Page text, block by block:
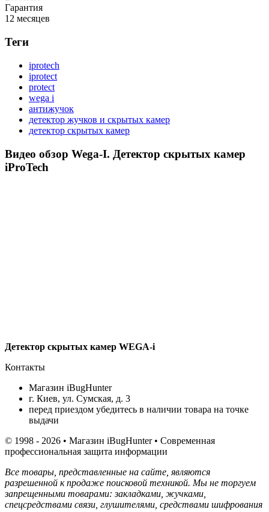
Гарантия
12 месяцев
Теги
iprotech
iprotect
protect
wega i
антижучок
детектор жучков и скрытых камер
детектор скрытых камер
Видео обзор Wega-I. Детектор скрытых камер
iProTech
Детектор скрытых камер WEGA-i
Контакты
Магазин iBugHunter
г. Киев, ул. Сумская, д. 3
перед приездом убедитесь в наличии товара на точке
выдачи
© 1998 - 2026 • Магазин iBugHunter • Современная
профессиональная защита информации
Все товары, представленные на сайте, являются
разрешенной к продаже поисковой техникой. Мы не торгуем
запрещенными товарами: закладками, жучками,
спецсредствами связи, глушителями, средствами шифрования